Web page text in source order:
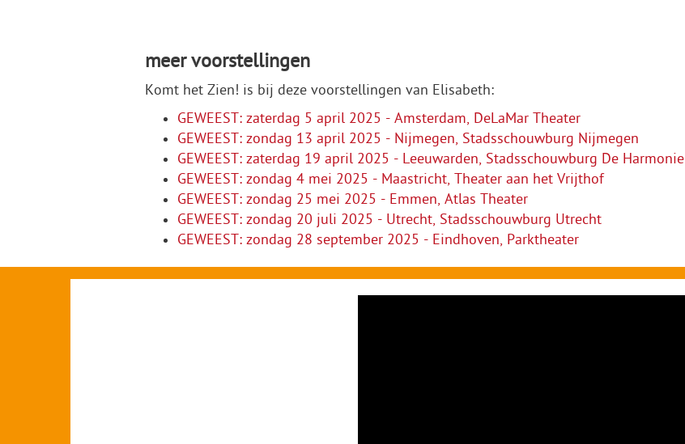
meer voorstellingen
Komt het Zien! is bij deze voorstellingen van Elisabeth:
GEWEEST: zaterdag 5 april 2025 - Amsterdam, DeLaMar Theater
GEWEEST: zondag 13 april 2025 - Nijmegen, Stadsschouwburg Nijmegen
GEWEEST: zaterdag 19 april 2025 - Leeuwarden, Stadsschouwburg De Harmonie
GEWEEST: zondag 4 mei 2025 - Maastricht, Theater aan het Vrijthof
GEWEEST: zondag 25 mei 2025 - Emmen, Atlas Theater
GEWEEST: zondag 20 juli 2025 - Utrecht, Stadsschouwburg Utrecht
GEWEEST: zondag 28 september 2025 - Eindhoven, Parktheater